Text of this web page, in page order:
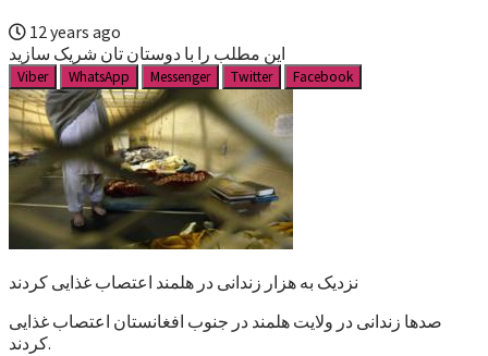
12 years ago
این مطلب را با دوستان تان شریک سازید
Viber WhatsApp Messenger Twitter Facebook
نزدیک به هزار زندانی در هلمند اعتصاب غذایی کردند
صدها زندانی در ولایت هلمند در جنوب افغانستان اعتصاب غذایی
کردند.